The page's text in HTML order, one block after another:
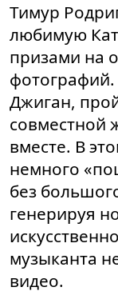
Тимур
любимую
призами на
Джиган,
совместной
вместе. В
немного
без
генерируя
музыканта
видео.